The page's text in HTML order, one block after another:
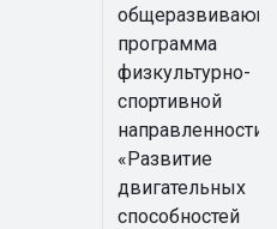
программа
физкультурно-
спортивной
направленности
«Развитие
двигательных
способностей